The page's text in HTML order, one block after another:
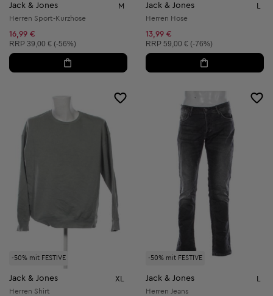
Jack & Jones M
Herren Sport-Kurzhose
16,99 €
Unverbindliche Preisempfehlung:
RRP 39,00 € (-56%)
Jack & Jones L
Herren Hose
13,99 €
Unverbindliche Preisempfehlung:
RRP 59,00 € (-76%)
-50% mit FESTIVE
Jack & Jones XL
Herren Shirt
-50% mit FESTIVE
Jack & Jones L
Herren Jeans